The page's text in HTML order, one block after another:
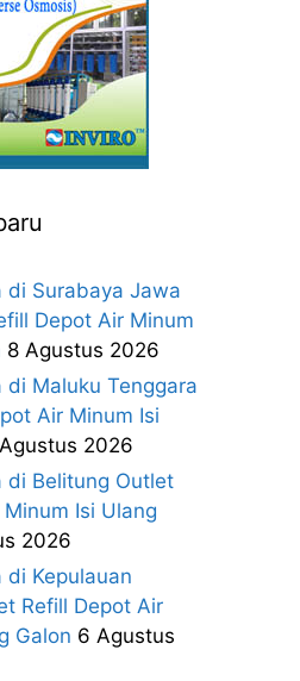
di Surabaya Jawa
Depot Air Minum
8 Agustus 2026
di Maluku Tenggara
Air Minum Isi
2026
di Belitung Outlet
Isi Ulang
2026
di Kepulauan
Refill Depot Air
Galon 6 Agustus